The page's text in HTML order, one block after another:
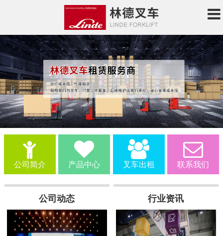
公司简介 产品中心 叉车出租 联系我们
公司动态 行业资讯